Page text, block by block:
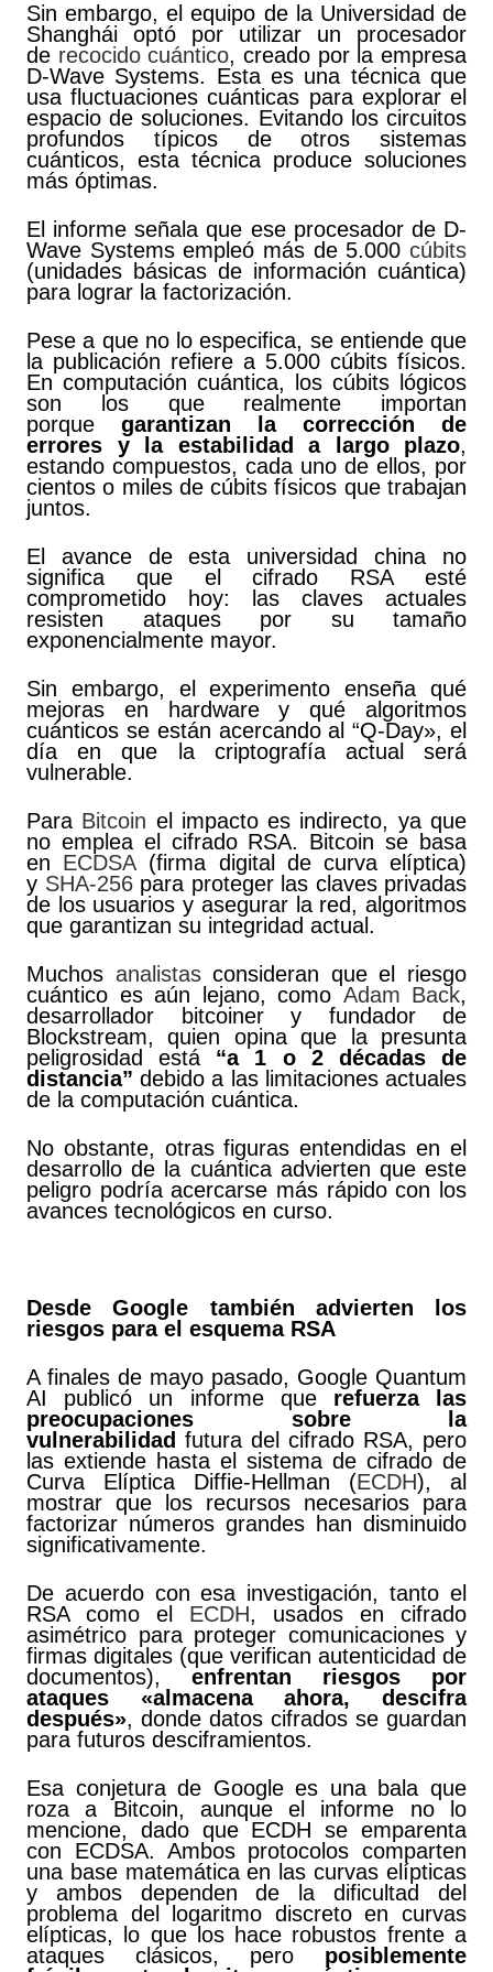
Sin embargo, el equipo de la Universidad de
Shanghái optó por utilizar un procesador
de recocido cuántico, creado por la empresa
D-Wave Systems. Esta es una técnica que
usa fluctuaciones cuánticas para explorar el
espacio de soluciones. Evitando los circuitos
profundos típicos de otros sistemas
cuánticos, esta técnica produce soluciones
más óptimas.
El informe señala que ese procesador de D-
Wave Systems empleó más de 5.000 cúbits
(unidades básicas de información cuántica)
para lograr la factorización.
Pese a que no lo especifica, se entiende que
la publicación refiere a 5.000 cúbits físicos.
En computación cuántica, los cúbits lógicos
son los que realmente importan
porque garantizan la corrección de
errores y la estabilidad a largo plazo,
estando compuestos, cada uno de ellos, por
cientos o miles de cúbits físicos que trabajan
juntos.
El avance de esta universidad china no
significa que el cifrado RSA esté
comprometido hoy: las claves actuales
resisten ataques por su tamaño
exponencialmente mayor.
Sin embargo, el experimento enseña qué
mejoras en hardware y qué algoritmos
cuánticos se están acercando al “Q-Day», el
día en que la criptografía actual será
vulnerable.
Para Bitcoin el impacto es indirecto, ya que
no emplea el cifrado RSA. Bitcoin se basa
en ECDSA (firma digital de curva elíptica)
y SHA-256para proteger las claves privadas
de los usuarios y asegurar la red, algoritmos
que garantizan su integridad actual.
Muchos analistasconsideran que el riesgo
cuántico es aún lejano, como Adam Back,
desarrollador bitcoiner y fundador de
Blockstream, quien opina que la presunta
peligrosidad está “a 1 o 2 décadas de
distancia”debido a las limitaciones actuales
de la computación cuántica.
No obstante, otras figuras entendidas en el
desarrollo de la cuántica advierten que este
peligro podría acercarse más rápido con los
avances tecnológicos en curso.
Desde Google también advierten los
riesgos para el esquema RSA
A finales de mayo pasado, Google Quantum
AI publicó un informe que refuerza las
preocupaciones sobre la
vulnerabilidad futura del cifrado RSA, pero
las extiende hasta el sistema de cifrado de
Curva Elíptica Diffie-Hellman (ECDH), al
mostrar que los recursos necesarios para
factorizar números grandes han disminuido
significativamente.
De acuerdo con esa investigación, tanto el
RSA como el ECDH, usados en cifrado
asimétrico para proteger comunicaciones y
firmas digitales (que verifican autenticidad de
documentos), enfrentan riesgos por
ataques «almacena ahora, descifra
después», donde datos cifrados se guardan
para futuros desciframientos.
Esa conjetura de Google es una bala que
roza a Bitcoin, aunque el informe no lo
mencione, dado que ECDH se emparenta
con ECDSA. Ambos protocolos comparten
una base matemática en las curvas elípticas
y ambos dependen de la dificultad del
problema del logaritmo discreto en curvas
elípticas, lo que los hace robustos frente a
ataques clásicos, pero posiblemente